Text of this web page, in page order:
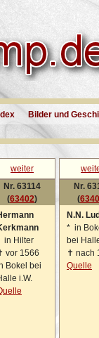
Bilder und
weiter
Nr. 63114
(63402)
in Hilter
vor 1566
Bokel bei
i.W.
Nr.
(
N.N.
* in
bei
✝ nach
Quelle